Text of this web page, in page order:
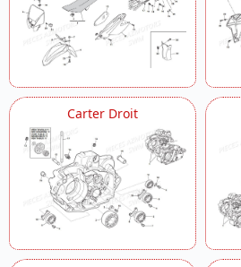
Stickers Rs 500r
Stickers Rs 500r
Vilebrequin
Carter Droit